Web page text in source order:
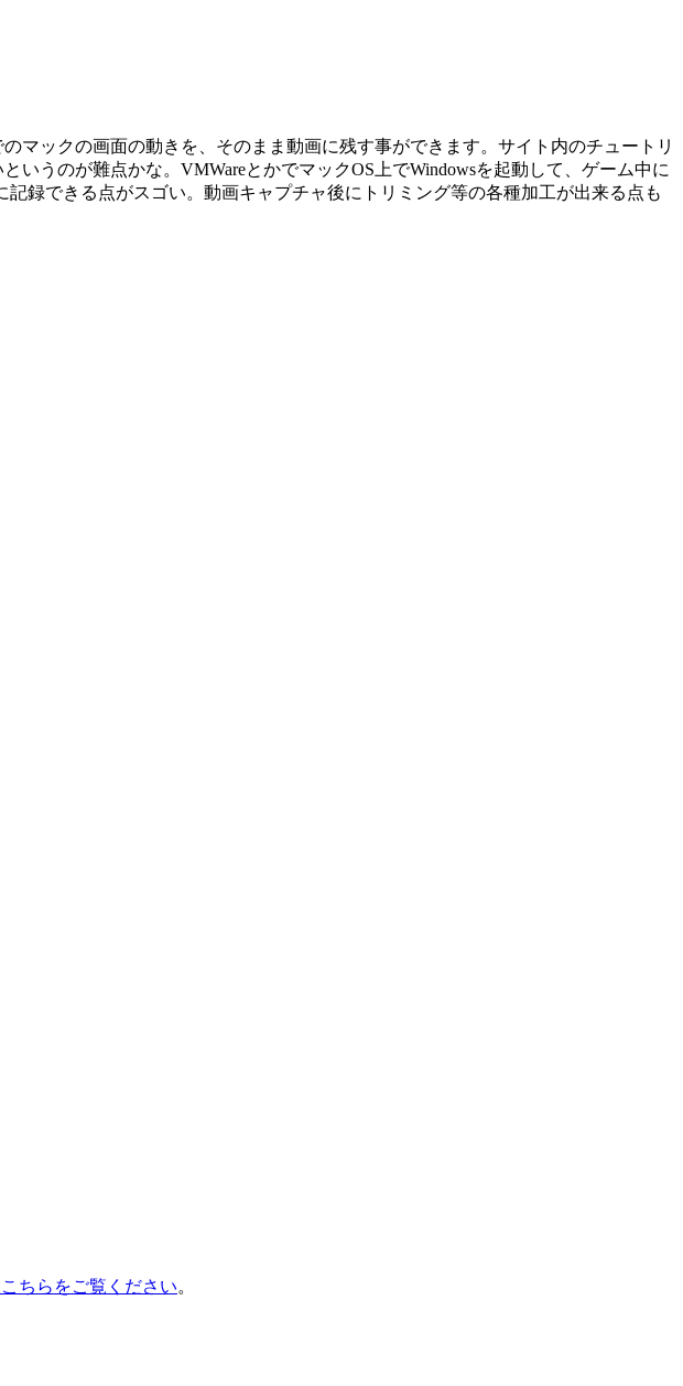
マックの画面の動きを、そのまま動画に残す事ができます。サイト内のチュートリ
うのが難点かな。VMWareとかでマックOS上でWindowsを起動して、ゲーム中に
録できる点がスゴい。動画キャプチャ後にトリミング等の各種加工が出来る点も
ちらをご覧ください。